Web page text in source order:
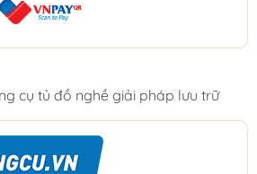
cụ tủ đồ nghề giải pháp lưu trữ